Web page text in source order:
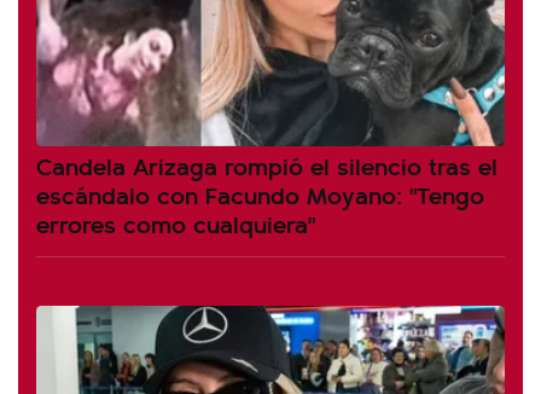
Candela Arizaga rompió el silencio tras el
escándalo con Facundo Moyano: "Tengo
errores como cualquiera"